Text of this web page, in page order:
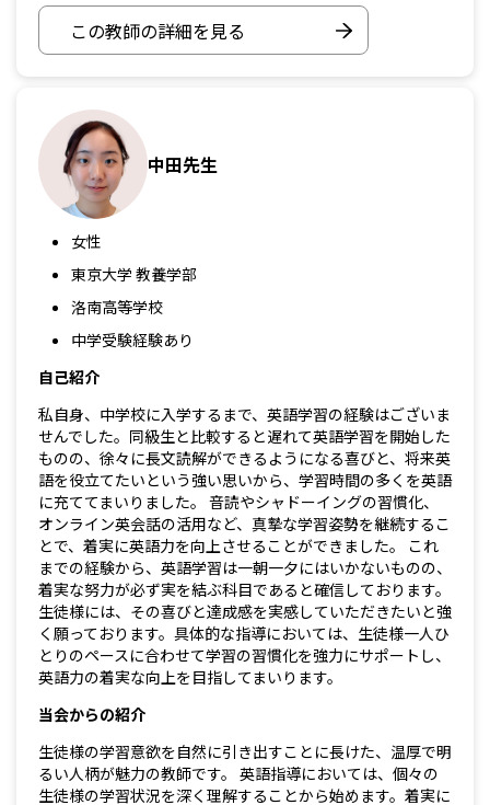
この教師の詳細を見る
中田先生
女性
東京大学 教養学部
洛南高等学校
中学受験経験あり
自己紹介
私自身、中学校に入学するまで、英語学習の経験はございま
せんでした。同級生と比較すると遅れて英語学習を開始した
ものの、徐々に長文読解ができるようになる喜びと、将来英
語を役立てたいという強い思いから、学習時間の多くを英語
に充ててまいりました。 音読やシャドーイングの習慣化、
オンライン英会話の活用など、真摯な学習姿勢を継続するこ
とで、着実に英語力を向上させることができました。 これ
までの経験から、英語学習は一朝一夕にはいかないものの、
着実な努力が必ず実を結ぶ科目であると確信しております。
生徒様には、その喜びと達成感を実感していただきたいと強
く願っております。具体的な指導においては、生徒様一人ひ
とりのペースに合わせて学習の習慣化を強力にサポートし、
英語力の着実な向上を目指してまいります。
当会からの紹介
生徒様の学習意欲を自然に引き出すことに長けた、温厚で明
るい人柄が魅力の教師です。 英語指導においては、個々の
生徒様の学習状況を深く理解することから始めます。着実に